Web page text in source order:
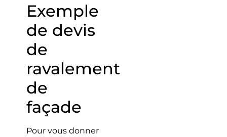
Exemple
de devis
de
ravalement
de
façade
Pour vous donner